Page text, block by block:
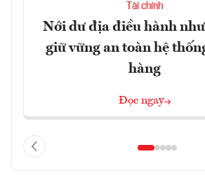
Tài chính
Nới dư địa điều hành
giữ vững an toàn hệ
hàng
Đọc ngay